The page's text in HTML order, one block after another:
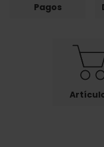
Pagos